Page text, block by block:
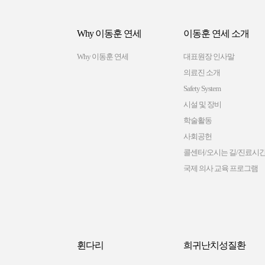
Why 이동훈 연세
Why 이동훈 연세
이동훈 연세 소개
대표원장 인사말
의료진 소개
Safety System
시설 및 장비
학술활동
사회공헌
콜센터/오시는 길/진료시
국제 의사 교육 프로그램
휜다리 희귀난치성질환